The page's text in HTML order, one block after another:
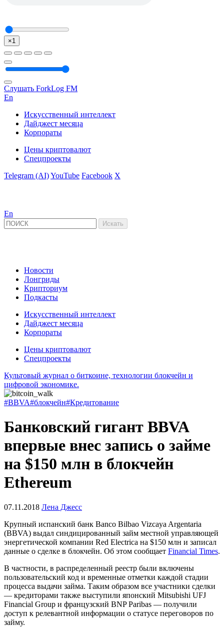
×1
Слушать ForkLog FM
En
Искусственный интеллект
Дайджест месяца
Корпораты
Цены криптовалют
Спецпроекты
Telegram (AI)YouTube Facebook X
En
Новости
Лонгриды
Крипториум
Подкасты
Искусственный интеллект
Дайджест месяца
Корпораты
Цены криптовалют
Спецпроекты
Культовый журнал о биткоине, технологии блокчейн и
цифровой экономике.
#BBVA#блокчейн#Кредитование
Банковский гигант BBVA
впервые внес запись о займе
на $150 млн в блокчейн
Ethereum
07.11.2018 Лена Джесс
Крупный испанский банк Banco Bilbao Vizcaya Argentaria
(BBVA) выдал синдицированный займ местной управляющей
энергетической компании Red Electrica на $150 млн и записал
данные о сделке в блокчейн. Об этом сообщает Financial Times.
В частности, в распределенный реестр были включены
пользовательский код и временные отметки каждой стадии
процесса выдачи займа. Таким образом все участники сделки
— кредиторами также выступили японский Mitsubishi UFJ
Financial Group и французский BNP Paribas — получили
доступ к релевантной информации о статусе переговоров по
займу.